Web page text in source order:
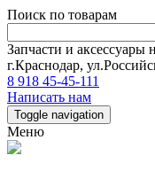
Поиск по товарам
Запчасти и
г.Краснодар,
8 918 45-45-111
Написать нам
Toggle navigation
Меню